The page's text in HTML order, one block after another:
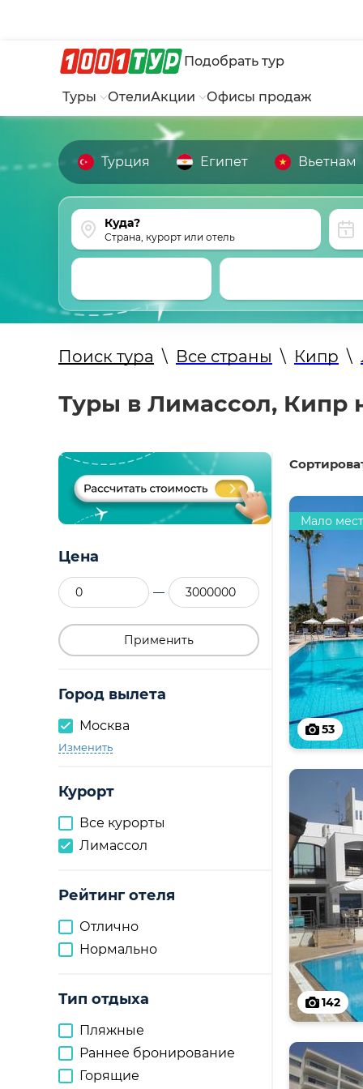
Подобрать тур
Туры ОтелиАкции Офисы продаж
Турция Египет Вьетнам
Страна, курорт или отель
Поиск тура \ Все страны \ Кипр \
Туры в Лимассол, Кипр
Цена
—
Применить
Город вылета
Москва
Изменить
Курорт
Все курорты
Лимассол
Рейтинг отеля
Отлично
Нормально
Тип отдыха
Пляжные
Раннее бронирование
Горящие
53
Мало мест
142